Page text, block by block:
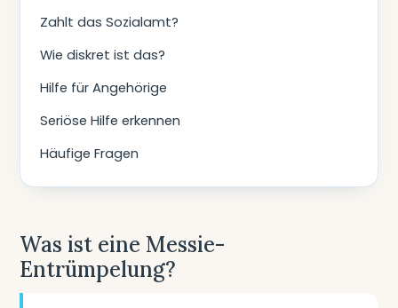
Zahlt das Sozialamt?
Wie diskret ist das?
Hilfe für Angehörige
Seriöse Hilfe erkennen
Häufige Fragen
Was ist eine Messie-
Entrümpelung?